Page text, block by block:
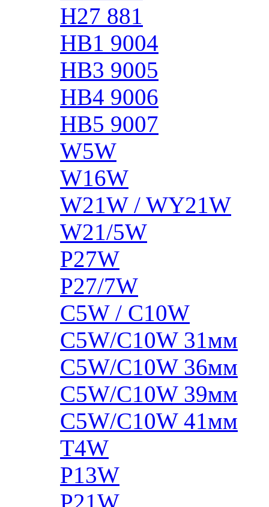
H27 881
HB1 9004
HB3 9005
HB4 9006
HB5 9007
W5W
W16W
W21W / WY21W
W21/5W
P27W
P27/7W
C5W / C10W
C5W/C10W 31мм
C5W/C10W 36мм
C5W/C10W 39мм
C5W/C10W 41мм
T4W
P13W
P21W